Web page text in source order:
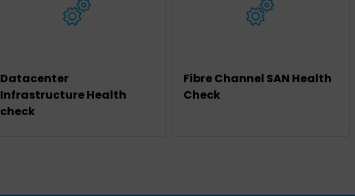
Datacenter
Infrastructure Health
check
Fibre Channel SAN Health
Check